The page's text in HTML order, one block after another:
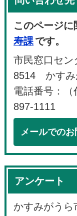
このページ
寿課です。
市民窓口セ
8514 かすみ
電話番号：
897-1111
メールでの
アンケート
かすみがうら